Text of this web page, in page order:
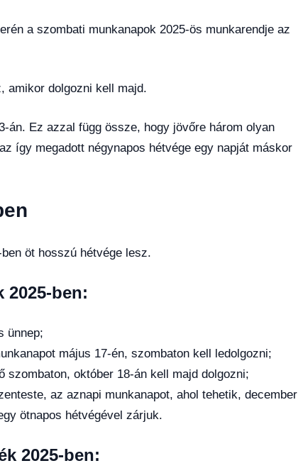
a szombati munkanapok 2025-ös munkarendje az
amikor dolgozni kell majd.
án. Ez azzal függ össze, hogy jövőre három olyan
így megadott négynapos hétvége egy napját máskor
öt hosszú hétvége lesz.
2025-ben:
ünnep;
május 17-én, szombaton kell ledolgozni;
szombaton, október 18-án kell majd dolgozni;
az aznapi munkanapot, ahol tehetik, december
ötnapos hétvégével zárjuk.
2025-ben: